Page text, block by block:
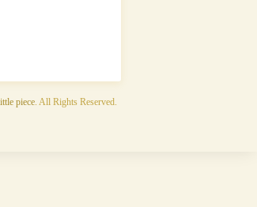
piece . All Rights Reserved.